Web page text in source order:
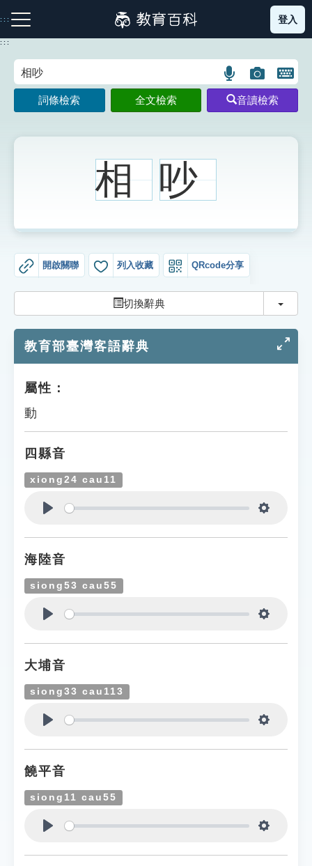
到
主
:::
注音索引圖示 筆畫索引圖示 部首索引表圖示
生字詞彙表
知識索引
遊戲專區
教學應用
貓頭鷹博士
登入
:::
語
言
搜
圖
片
搜
開
鍵
圖
詞條檢索 全文檢索 音讀檢索
相 吵
開啟關聯 列入收藏 QRcode分享
切換辭典 切換
教育部臺灣客語辭典
屬性：
動
四縣音
xiong24 cau11
海陸音
siong53 cau55
大埔音
siong33 cau113
饒平音
siong11 cau55